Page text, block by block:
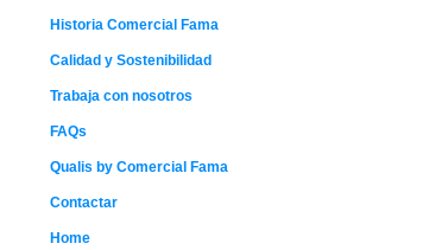
Historia Comercial Fama
Calidad y Sostenibilidad
Trabaja con nosotros
FAQs
Qualis by Comercial Fama
Contactar
Home